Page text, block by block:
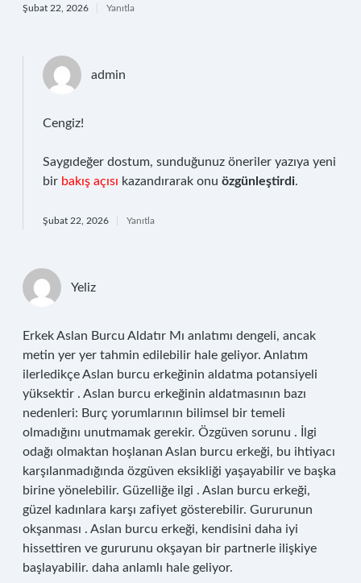
Şubat 22, 2026 Yanıtla
admin
Cengiz!
Saygıdeğer dostum, sunduğunuz öneriler yazıya yeni
bir bakış açısı kazandırarak onu özgünleştirdi.
Şubat 22, 2026 Yanıtla
Yeliz
Erkek Aslan Burcu Aldatır Mı anlatımı dengeli, ancak
metin yer yer tahmin edilebilir hale geliyor. Anlatım
ilerledikçe Aslan burcu erkeğinin aldatma potansiyeli
yüksektir . Aslan burcu erkeğinin aldatmasının bazı
nedenleri: Burç yorumlarının bilimsel bir temeli
olmadığını unutmamak gerekir. Özgüven sorunu . İlgi
odağı olmaktan hoşlanan Aslan burcu erkeği, bu ihtiyacı
karşılanmadığında özgüven eksikliği yaşayabilir ve başka
birine yönelebilir. Güzelliğe ilgi . Aslan burcu erkeği,
güzel kadınlara karşı zafiyet gösterebilir. Gururunun
okşanması . Aslan burcu erkeği, kendisini daha iyi
hissettiren ve gururunu okşayan bir partnerle ilişkiye
başlayabilir. daha anlamlı hale geliyor.